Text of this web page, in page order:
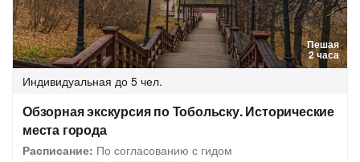
Пешая
2 часа
Индивидуальная до 5 чел.
Обзорная экскурсия по Тобольску. Исторические
места города
Расписание: По согласованию с гидом